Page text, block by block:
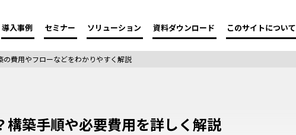
導入事例 セミナー ソリューション 資料ダウンロード このサイトについて
費用やフローなどをわかりやすく解説
構築手順や必要費用を詳しく解説